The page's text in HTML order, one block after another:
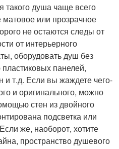
такого душа чаще всего
матовое или прозрачное
не остаются следы от
от интерьерного
оборудовать душ без
панелей,
и т.д. Если вы жаждете чего-
и оригинального, можно
стен из двойного
подсветка или
же, наоборот, хотите
пространство душевого